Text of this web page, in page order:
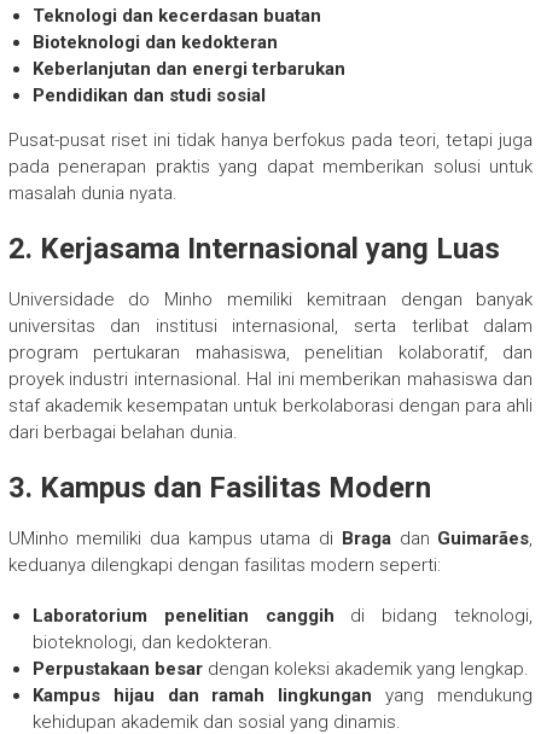
Teknologi dan kecerdasan buatan
Bioteknologi dan kedokteran
Keberlanjutan dan energi terbarukan
Pendidikan dan studi sosial
Pusat-pusat riset ini tidak hanya berfokus pada teori, tetapi juga
pada penerapan praktis yang dapat memberikan solusi untuk
masalah dunia nyata.
2. Kerjasama Internasional yang Luas
Universidade do Minho memiliki kemitraan dengan banyak
universitas dan institusi internasional, serta terlibat dalam
program pertukaran mahasiswa, penelitian kolaboratif, dan
proyek industri internasional. Hal ini memberikan mahasiswa dan
staf akademik kesempatan untuk berkolaborasi dengan para ahli
dari berbagai belahan dunia.
3. Kampus dan Fasilitas Modern
UMinho memiliki dua kampus utama di Bragadan Guimarães,
keduanya dilengkapi dengan fasilitas modern seperti:
Laboratorium penelitian canggih di bidang teknologi,
bioteknologi, dan kedokteran.
Perpustakaan besardengan koleksi akademik yang lengkap.
Kampus hijau dan ramah lingkungan yang mendukung
kehidupan akademik dan sosial yang dinamis.